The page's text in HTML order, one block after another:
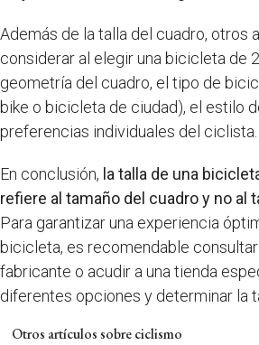
Además de la talla del cuadro, otros
considerar al elegir una bicicleta de
geometría del cuadro, el tipo de
bike o bicicleta de ciudad), el estilo
preferencias individuales del ciclista.
En conclusión, la talla de una
refiere al tamaño del cuadro y no al
Para garantizar una experiencia
bicicleta, es recomendable consultar
fabricante o acudir a una tienda
diferentes opciones y determinar la
Otros artículos sobre ciclismo